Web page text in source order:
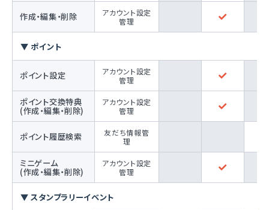
作成・編集・削除
アカウント設定
管理
▼ ポイント
ポイント設定
アカウント設定
管理
ポイント交換特典
(作成・編集・削除)
アカウント設定
管理
ポイント履歴検索
友だち情報管
理
ミニゲーム
(作成・編集・削除)
アカウント設定
管理
▼ スタンプラリーイベント